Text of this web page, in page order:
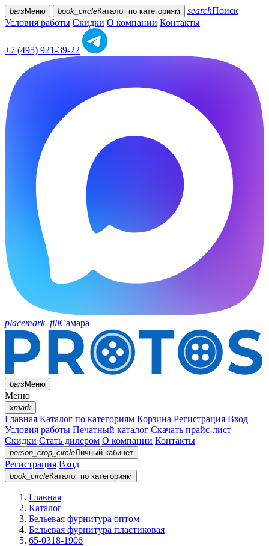
bars Меню book_circleКаталог по категориям searchПоиск
Условия работы Скидки О компании Контакты
+7 (495) 921-39-22
placemark_fillСамара
barsМеню
Меню
xmark
Главная Каталог по категориям Корзина Регистрация Вход
Условия работы Печатный каталог Скачать прайс-лист
Скидки Стать дилером О компании Контакты
person_crop_circleЛичный кабинет
Регистрация Вход
book_circleКаталог по категориям
Главная
Каталог
Бельевая фурнитура оптом
Бельевая фурнитура пластиковая
65-0318-1906